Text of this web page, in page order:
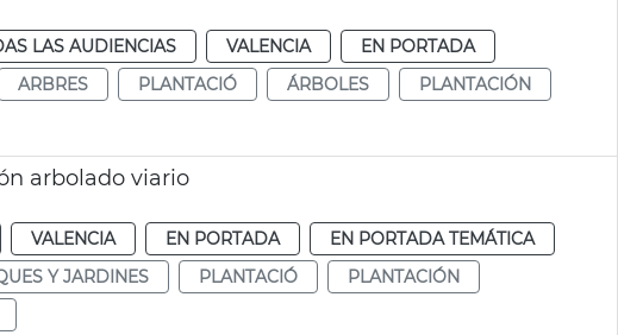
LAS AUDIENCIAS VALENCIA
EN PORTADA
ARBRES PLANTACIÓ ÁRBOLES
PLANTACIÓN
arbolado viario
VALENCIA EN PORTADA
EN PORTADA TEMÁTICA
Y JARDINES PLANTACIÓ
PLANTACIÓN